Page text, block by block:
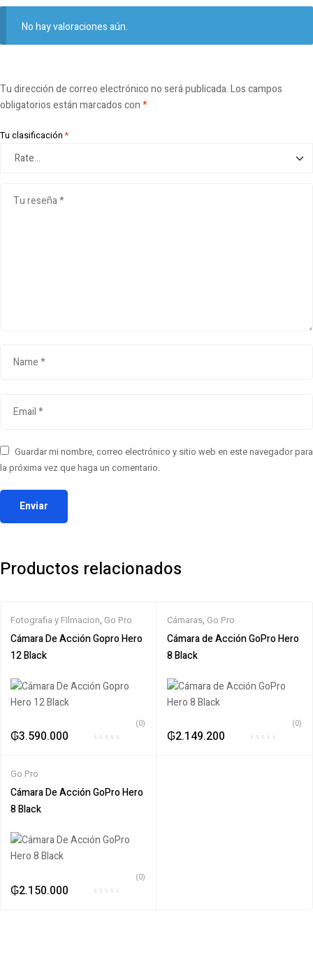
No hay valoraciones aún.
Tu dirección de correo electrónico no será publicada.Los campos
obligatorios están marcados con*
Tu clasificación*
Guardar mi nombre, correo electrónico y sitio web en este navegador para
la próxima vez que haga un comentario.
Productos relacionados
Fotografia y FIlmacion, Go Pro
Cámara De Acción Gopro Hero
12 Black
₲3.590.000
(0)
Cámaras, Go Pro
Cámara de Acción GoPro Hero
8 Black
₲2.149.200
(0)
Go Pro
Cámara De Acción GoPro Hero
8 Black
₲2.150.000
(0)